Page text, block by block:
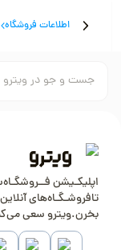
اطلاعات فروشگاه
جست و جو در ویترو
اپلیکـیشن
تافروشـگـاه‌های
بخرن.ویترو سعی